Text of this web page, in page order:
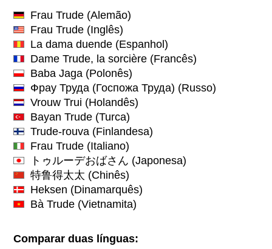
Frau Trude (Alemão)
Frau Trude (Inglês)
La dama duende (Espanhol)
Dame Trude, la sorcière (Francês)
Baba Jaga (Polonês)
Фрау Труда (Госпожа Труда) (Russo)
Vrouw Trui (Holandês)
Bayan Trude (Turca)
Trude-rouva (Finlandesa)
Frau Trude (Italiano)
トゥルーデおばさん (Japonesa)
特鲁得太太 (Chinês)
Heksen (Dinamarquês)
Bà Trude (Vietnamita)
Comparar duas línguas: